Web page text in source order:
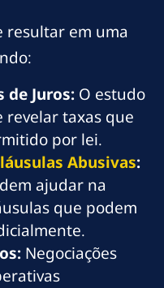
resultar em uma
de Juros: O estudo
revelar taxas que
por lei.
Abusivas:
ajudar na
que podem
Negociações